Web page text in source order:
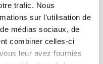
trafic. Nous
sur l'utilisation de
médias sociaux, de
combiner celles-ci
leur avez fournies